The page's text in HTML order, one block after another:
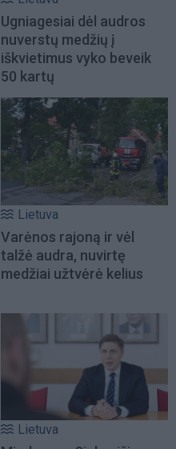
Ugniagesiai dėl audros
nuverstų medžių į
iškvietimus vyko beveik
50 kartų
Lietuva
Varėnos rajoną ir vėl
talžė audra, nuvirtę
medžiai užtvėrė kelius
Lietuva